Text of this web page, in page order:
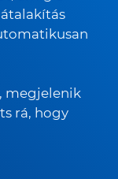
megjelenik
rá, hogy